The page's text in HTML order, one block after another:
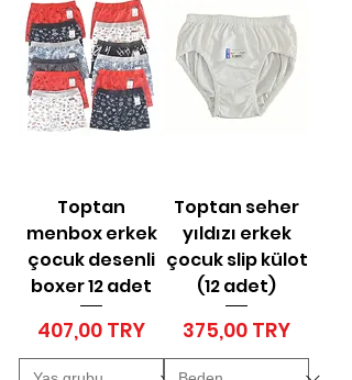
Toptan
menbox erkek
çocuk desenli
boxer 12 adet
Price
407,00 TRY
Toptan seher
yıldızı erkek
çocuk slip külot
(12 adet)
Price
375,00 TRY